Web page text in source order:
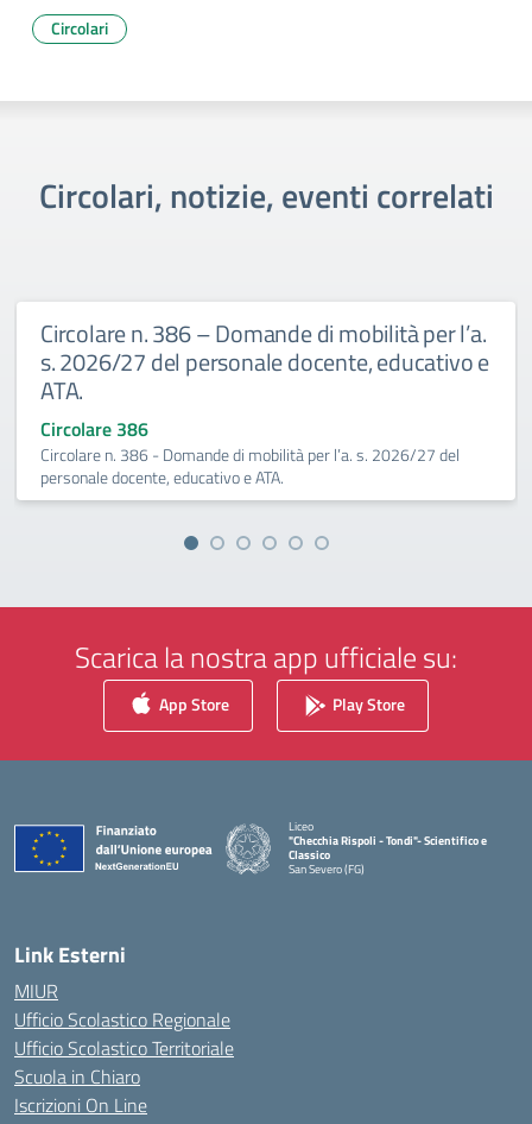
Circolari
Circolari, notizie, eventi correlati
Circolare n. 386 – Domande di mobilità per l’a.
s. 2026/27 del personale docente, educativo e
ATA.
Circolare 386
Circolare n. 386 - Domande di mobilità per l’a. s. 2026/27 del
personale docente, educativo e ATA.
Scarica la nostra app ufficiale su:
App Store Play Store
Liceo
"Checchia Rispoli - Tondi"- Scientifico e
Classico
San Severo (FG)
Link Esterni
MIUR
Ufficio Scolastico Regionale
Ufficio Scolastico Territoriale
Scuola in Chiaro
Iscrizioni On Line